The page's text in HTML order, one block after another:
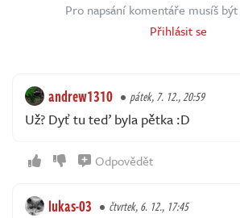
Pro napsání komentáře musíš
Přihlásit se
andrew1310 pátek, 7. 12., 20:59
Už? Dyť tu teď byla pětka :D
Odpovědět
lukas-03 čtvrtek, 6. 12., 17:45